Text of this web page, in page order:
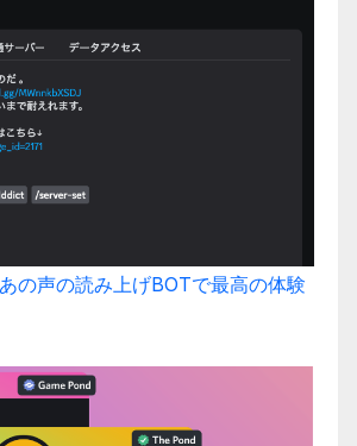
の声の読み上げBOTで最高の体験